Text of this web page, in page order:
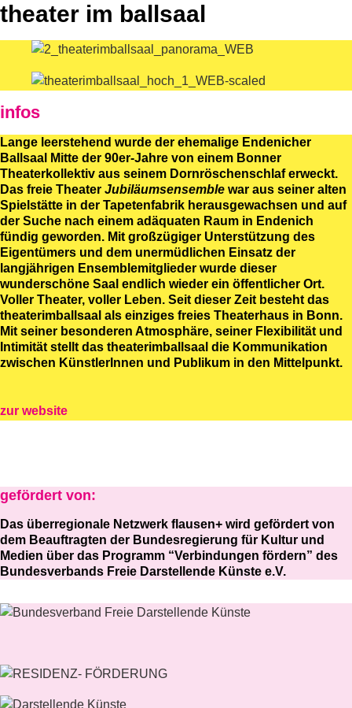
theater im ballsaal
infos
Lange leerstehend wurde der ehemalige Endenicher
Ballsaal Mitte der 90er-Jahre von einem Bonner
Theaterkollektiv aus seinem Dornröschenschlaf erweckt.
Das freie Theater Jubiläumsensemble war aus seiner alten
Spielstätte in der Tapetenfabrik herausgewachsen und auf
der Suche nach einem adäquaten Raum in Endenich
fündig geworden. Mit großzügiger Unterstützung des
Eigentümers und dem unermüdlichen Einsatz der
langjährigen Ensemblemitglieder wurde dieser
wunderschöne Saal endlich wieder ein öffentlicher Ort.
Voller Theater, voller Leben. Seit dieser Zeit besteht das
theaterimballsaal als einziges freies Theaterhaus in Bonn.
Mit seiner besonderen Atmosphäre, seiner Flexibilität und
Intimität stellt das theaterimballsaal die Kommunikation
zwischen KünstlerInnen und Publikum in den Mittelpunkt.
zur website
gefördert von:
Das überregionale Netzwerk flausen+ wird gefördert von
dem Beauftragten der Bundesregierung für Kultur und
Medien über das Programm “Verbindungen fördern” des
Bundesverbands Freie Darstellende Künste e.V.